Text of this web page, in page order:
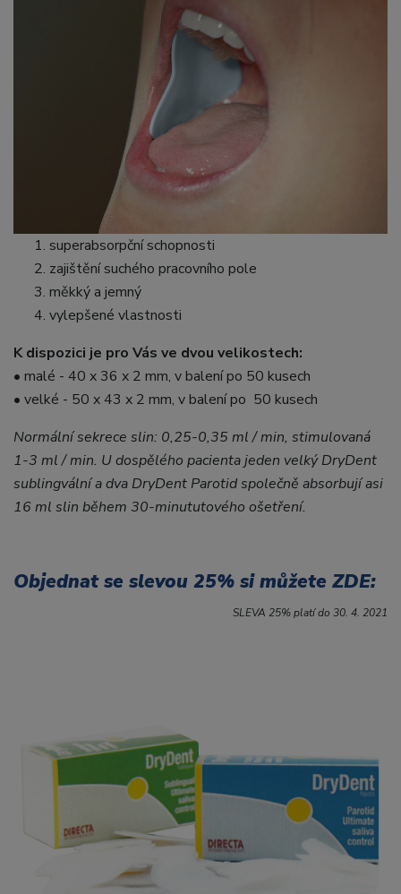
superabsorpční schopnosti
zajištění suchého pracovního pole
měkký a jemný
vylepšené vlastnosti
K dispozici je pro Vás ve dvou velikostech:
• malé - 40 x 36 x 2 mm, v balení po 50 kusech
• velké - 50 x 43 x 2 mm, v balení po 50 kusech
Normální sekrece slin: 0,25-0,35 ml / min, stimulovaná
1-3 ml / min. U dospělého pacienta jeden velký DryDent
sublingvální a dva DryDent Parotid společně absorbují asi
16 ml slin během 30-minututového ošetření.
Objednat se slevou 25% si můžete ZDE:
SLEVA 25% platí do 30. 4. 2021